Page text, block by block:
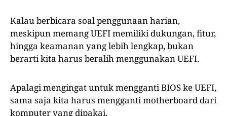
Kalau berbicara soal penggunaan harian,
meskipun memang UEFI memiliki dukungan, fitur,
hingga keamanan yang lebih lengkap, bukan
berarti kita harus beralih menggunakan UEFI.
Apalagi mengingat untuk mengganti BIOS ke UEFI,
sama saja kita harus mengganti motherboard dari
komputer yang dipakai.